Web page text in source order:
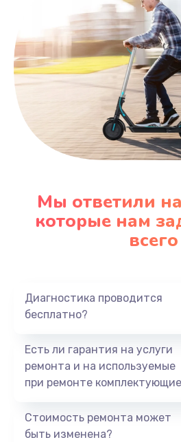
Мы ответили
которые нам
всего
Диагностика проводится
бесплатно?
Есть ли гарантия на услуги
ремонта и на используемые
при ремонте
Стоимость ремонта может
быть изменена?